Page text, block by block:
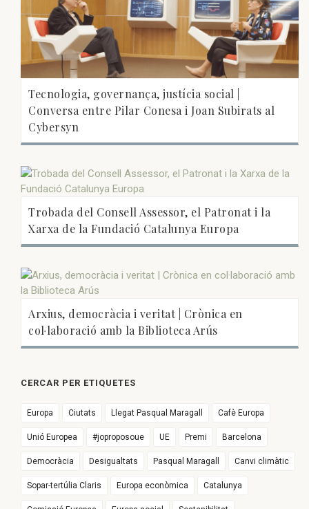
Tecnologia, governança, justícia social |
Conversa entre Pilar Conesa i Joan Subirats al
Cybersyn
Trobada del Consell Assessor, el Patronat i la
Xarxa de la Fundació Catalunya Europa
Arxius, democràcia i veritat | Crònica en
col·laboració amb la Biblioteca Arús
CERCAR PER ETIQUETES
Europa Ciutats Llegat Pasqual Maragall Cafè Europa
Unió Europea #joproposoue UE Premi Barcelona
Democràcia Desigualtats Pasqual Maragall Canvi climàtic
Sopar-tertúlia Claris Europa econòmica Catalunya